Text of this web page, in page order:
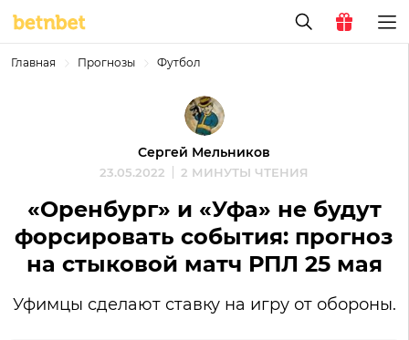
Главная Прогнозы Футбол
Сергей Мельников
23.05.2022 2 МИНУТЫ ЧТЕНИЯ
«Оренбург» и «Уфа» не будут
форсировать события: прогноз
на стыковой матч РПЛ 25 мая
Уфимцы сделают ставку на игру от обороны.